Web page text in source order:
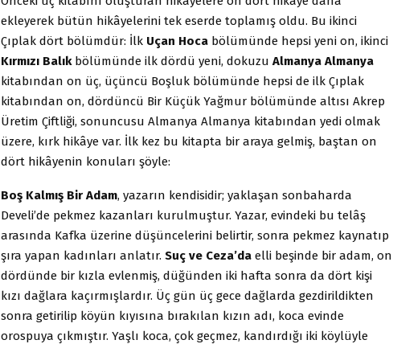
ekleyerek bütün hikâyelerini tek eserde toplamış oldu. Bu ikinci
Çıplak dört bölümdür: İlk Uçan Hoca bölümünde hepsi yeni on, ikinci
Kırmızı Balıkbölümünde ilk dördü yeni, dokuzu Almanya Almanya
kitabından on üç, üçüncü Boşluk bölümünde hepsi de ilk Çıplak
kitabından on, dördüncü Bir Küçük Yağmur bölümünde altısı Akrep
Üretim Çiftliği, sonuncusu Almanya Almanya kitabından yedi olmak
üzere, kırk hikâye var. İlk kez bu kitapta bir araya gelmiş, baştan on
dört hikâyenin konuları şöyle:
Boş Kalmış Bir Adam, yazarın kendisidir; yaklaşan sonbaharda
Develi’de pekmez kazanları kurulmuştur. Yazar, evindeki bu telâş
arasında Kafka üzerine düşüncelerini belirtir, sonra pekmez kaynatıp
şıra yapan kadınları anlatır. Suç ve Ceza’da elli beşinde bir adam, on
dördünde bir kızla evlenmiş, düğünden iki hafta sonra da dört kişi
kızı dağlara kaçırmışlardır. Üç gün üç gece dağlarda gezdirildikten
sonra getirilip köyün kıyısına bırakılan kızın adı, koca evinde
orospuya çıkmıştır. Yaşlı koca, çok geçmez, kandırdığı iki köylüyle